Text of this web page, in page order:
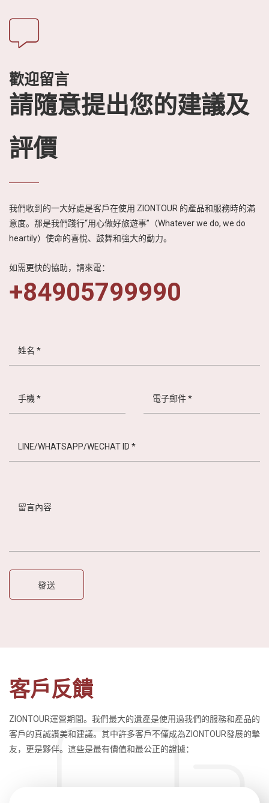
時機。
歡迎留言
請隨意提出您的建議及
評價
我們收到的一大好處是客戶在使用 ZIONTOUR 的產品和服務時的滿
意度。那是我們踐行“用心做好旅遊事”（Whatever we do, we do
heartily）使命的喜悅、鼓舞和強大的動力。
如需更快的協助，請來電：
+84905799990
客戶反饋
ZIONTOUR運營期間。我們最大的遺產是使用過我們的服務和產品的
客戶的真誠讚美和建議。其中許多客戶不僅成為ZIONTOUR發展的摯
友，更是夥伴。這些是最有價值和最公正的證據：